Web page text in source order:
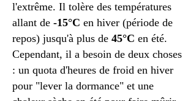
l'extrême. Il tolère des températures
allant de -15°C en hiver (période de
repos) jusqu'à plus de 45°C en été.
Cependant, il a besoin de deux choses
: un quota d'heures de froid en hiver
pour "lever la dormance" et une